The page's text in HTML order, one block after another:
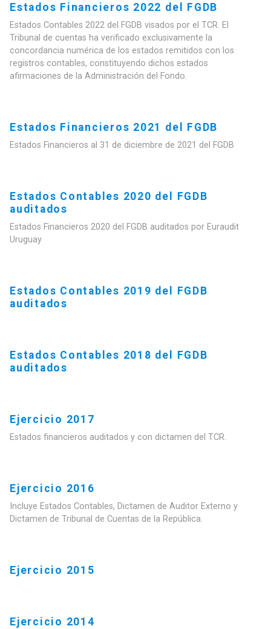
Estados Financieros 2022 del FGDB
Estados Contables 2022 del FGDB visados por el TCR. El
Tribunal de cuentas ha verificado exclusivamente la
concordancia numérica de los estados remitidos con los
registros contables, constituyendo dichos estados
afirmaciones de la Administración del Fondo.
Estados Financieros 2021 del FGDB
Estados Financieros al 31 de diciembre de 2021 del FGDB
Estados Contables 2020 del FGDB
auditados
Estados Financieros 2020 del FGDB auditados por Euraudit
Uruguay
Estados Contables 2019 del FGDB
auditados
Estados Contables 2018 del FGDB
auditados
Ejercicio 2017
Estados financieros auditados y con dictamen del TCR.
Ejercicio 2016
Incluye Estados Contables, Dictamen de Auditor Externo y
Dictamen de Tribunal de Cuentas de la República.
Ejercicio 2015
Ejercicio 2014